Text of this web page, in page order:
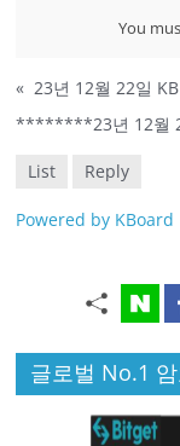
You
« 23년 12월 22일
List Reply
Powered by KBoard
글로벌 No.1